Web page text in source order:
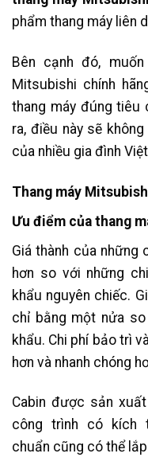
phẩm thang máy liên
Bên cạnh đó,
Mitsubishi chính
thang máy đúng tiêu
ra, điều này sẽ
của nhiều gia đình
Thang máy
Ưu điểm của thang
Giá thành của những
hơn so với những
khẩu nguyên chiếc.
chỉ bằng một nửa
khẩu. Chi phí bảo trì
hơn và nhanh chóng
Cabin được sản
công trình có kích
chuẩn cũng có thể